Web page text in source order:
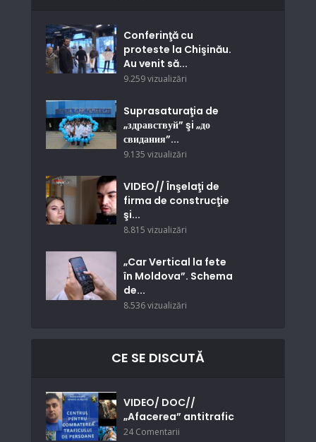
Conferinţă cu
proteste la Chişinău.
Au venit să...
9.259 vizualizări
Suprasaturaţia de
„здравствуй” şi „до
свидания”...
9.135 vizualizări
VIDEO// Înşelaţi de
firma de construcţie
şi...
8.815 vizualizări
„Car Vertical la fete
în Moldova”. Schema
de...
8.536 vizualizări
CE SE DISCUTĂ
VIDEO/ DOC//
„Afacerea” antitrafic
24 Comentarii